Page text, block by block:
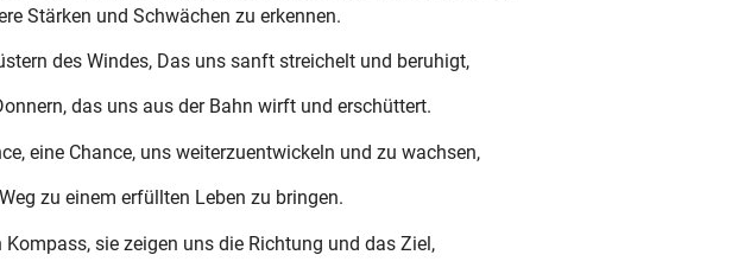
Stärken und Schwächen zu erkennen.
des Windes, Das uns sanft streichelt und beruhigt,
das uns aus der Bahn wirft und erschüttert.
eine Chance, uns weiterzuentwickeln und zu wachsen,
zu einem erfüllten Leben zu bringen.
sie zeigen uns die Richtung und das Ziel,